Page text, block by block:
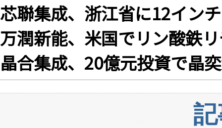
芯聯集成、浙江省に12イン
万潤新能、米国でリン酸鉄
晶合集成、20億元投資で晶